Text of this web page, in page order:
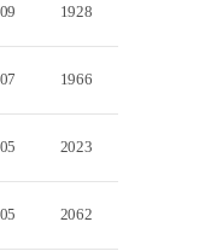
1928
1966
2023
2062